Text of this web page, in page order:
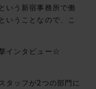
いう新宿事務所で働
いうことなので、こ
インタビュー☆
タッフが2つの部門に